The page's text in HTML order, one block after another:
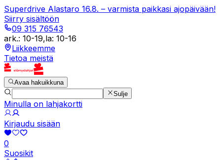
Superdrive Alastaro 16.8. – varmista paikkasi ajopäivään!
Siirry sisältöön
09 315 76543
ark.: 10-19,la: 10-16
Liikkeemme
Tietoa meistä
Avaa hakuikkuna
Sulje
Minulla on lahjakortti
Kirjaudu sisään
0
Suosikit